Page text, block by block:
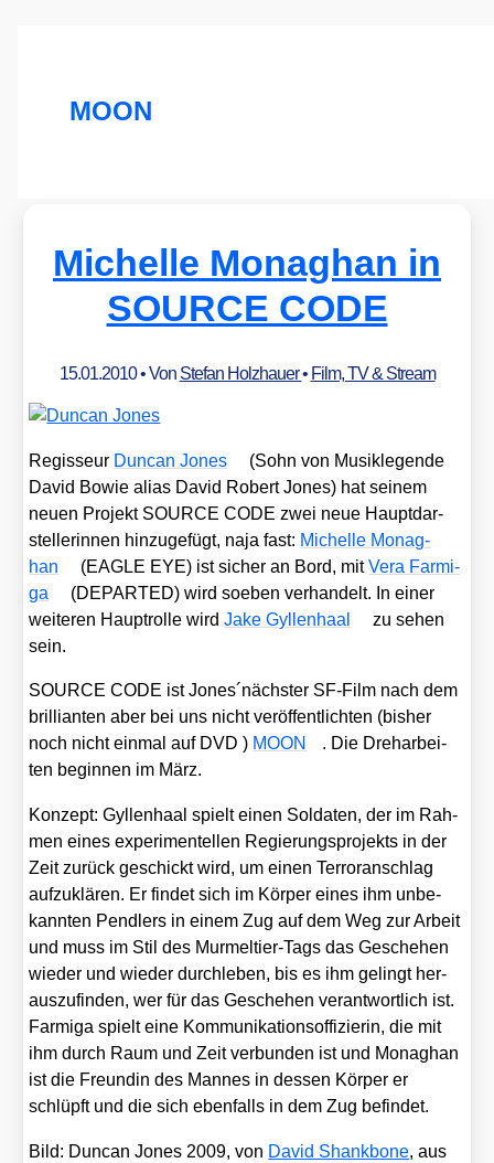
MOON
Michelle Monaghan in
SOURCE CODE
15.01.2010• Von Stefan Holzhauer• Film, TV & Stream
Regis­seur Dun­can Jones
(Sohn von Musik­le­gen­de
David Bowie ali­as David Robert Jones) hat sei­nem
neu­en Pro­jekt SOURCE CODE zwei neue Haupt­dar­
stel­le­rin­nen hin­zu­ge­fügt, naja fast: Michel­le Monag­
han
(EAGLE EYE) ist sicher an Bord, mitVera Far­mi­
ga
(DEPARTED) wird soeben ver­han­delt. In einer
wei­te­ren Haupt­rol­le wirdJake Gyl­len­haal
zu sehen
sein.
SOURCE CODE ist Jones´nächster SF-Film nach dem
bril­li­an­ten aber bei uns nicht ver­öf­fent­lich­ten (bis­her
noch nicht ein­mal auf DVD ) MOON
. Die Dreh­ar­bei­
ten begin­nen im März.
Kon­zept: Gyl­len­haal spielt einen Sol­da­ten, der im Rah­
men eines expe­ri­men­tel­len Regie­rungs­pro­jekts in der
Zeit zurück geschickt wird, um einen Ter­ror­an­schlag
auf­zu­klä­ren. Er fin­det sich im Kör­per eines ihm unbe­
kann­ten Pend­lers in einem Zug auf dem Weg zur Arbeit
und muss im Stil des Mur­mel­tier-Tags das Gesche­hen
wie­der und wie­der durch­le­ben, bis es ihm gelingt her­
aus­zu­fin­den, wer für das Gesche­hen ver­ant­wort­lich ist.
Far­mi­ga spielt eine Kom­mu­ni­ka­ti­ons­of­fi­zie­rin, die mit
ihm durch Raum und Zeit ver­bun­den ist und Monag­han
ist die Freun­din des Man­nes in des­sen Kör­per er
schlüpft und die sich eben­falls in dem Zug befin­det.
Bild: Dun­can Jones 2009, von David Shank­bone, aus